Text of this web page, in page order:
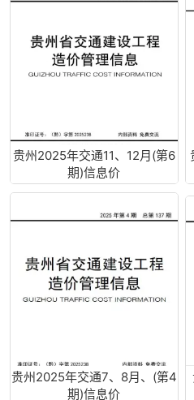
贵州2025年交通11、12月(第6
期)信息价
贵州2025年交通7、8月、(第4
期)信息价